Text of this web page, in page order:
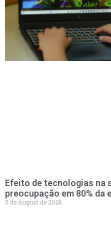
Efeito de tecnologias na
preocupação em 80% da
5 de August de 2026